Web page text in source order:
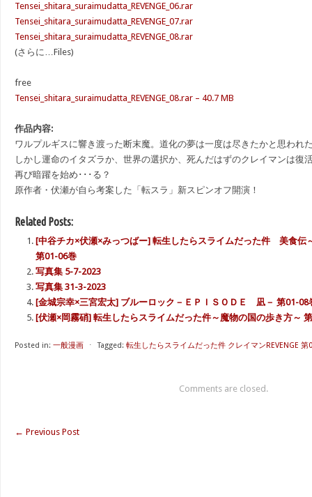
Tensei_shitara_suraimudatta_REVENGE_06.rar
Tensei_shitara_suraimudatta_REVENGE_07.rar
Tensei_shitara_suraimudatta_REVENGE_08.rar
(さらに…Files)
free
Tensei_shitara_suraimudatta_REVENGE_08.rar – 40.7 MB
作品内容:
ワルプルギスに響き渡った断末魔。道化の夢は一度は尽きたかと思われ
しかし運命のイタズラか、世界の選択か、死んだはずのクレイマンは復
再び暗躍を始め･･･る？
原作者・伏瀬が自ら考案した「転スラ」新スピンオフ開演！
Related Posts:
[中谷チカ×伏瀬×みっつばー] 転生したらスライムだった件 美食伝
第01-06巻
写真集 5-7-2023
写真集 31-3-2023
[金城宗幸×三宮宏太] ブルーロック－ＥＰＩＳＯＤＥ 凪－ 第01-08
[伏瀬×岡霧硝] 転生したらスライムだった件～魔物の国の歩き方～
Posted in: 一般漫画 ⋅ Tagged: 転生したらスライムだった件 クレイマンREVENGE 第
Comments are closed.
← Previous Post